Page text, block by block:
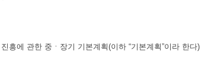
에 관한 중ㆍ장기 기본계획(이하 “기본계획”이라 한다)